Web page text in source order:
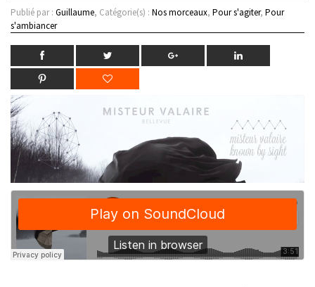
Publié par : Guillaume, Catégorie(s) : Nos morceaux, Pour s'agiter, Pour
s'ambiancer